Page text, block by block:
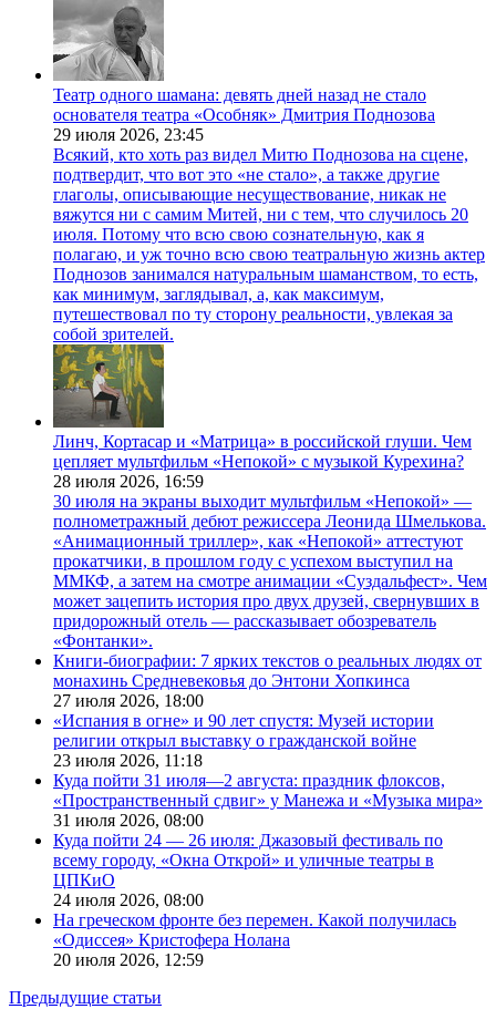
Театр одного шамана: девять дней назад не стало
основателя театра «Особняк» Дмитрия Поднозова
29 июля 2026, 23:45
Всякий, кто хоть раз видел Митю Поднозова на сцене,
подтвердит, что вот это «не стало», а также другие
глаголы, описывающие несуществование, никак не
вяжутся ни с самим Митей, ни с тем, что случилось 20
июля. Потому что всю свою сознательную, как я
полагаю, и уж точно всю свою театральную жизнь актер
Поднозов занимался натуральным шаманством, то есть,
как минимум, заглядывал, а, как максимум,
путешествовал по ту сторону реальности, увлекая за
собой зрителей.
Линч, Кортасар и «Матрица» в российской глуши. Чем
цепляет мультфильм «Непокой» с музыкой Курехина?
28 июля 2026, 16:59
30 июля на экраны выходит мультфильм «Непокой» —
полнометражный дебют режиссера Леонида Шмелькова.
«Анимационный триллер», как «Непокой» аттестуют
прокатчики, в прошлом году с успехом выступил на
ММКФ, а затем на смотре анимации «Суздальфест». Чем
может зацепить история про двух друзей, свернувших в
придорожный отель — рассказывает обозреватель
«Фонтанки».
Книги-биографии: 7 ярких текстов о реальных людях от
монахинь Средневековья до Энтони Хопкинса
27 июля 2026, 18:00
«Испания в огне» и 90 лет спустя: Музей истории
религии открыл выставку о гражданской войне
23 июля 2026, 11:18
Куда пойти 31 июля—2 августа: праздник флоксов,
«Пространственный сдвиг» у Манежа и «Музыка мира»
31 июля 2026, 08:00
Куда пойти 24 — 26 июля: Джазовый фестиваль по
всему городу, «Окна Открой» и уличные театры в
ЦПКиО
24 июля 2026, 08:00
На греческом фронте без перемен. Какой получилась
«Одиссея» Кристофера Нолана
20 июля 2026, 12:59
Предыдущие статьи